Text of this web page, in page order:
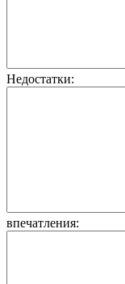
Недостатки:
впечатления: